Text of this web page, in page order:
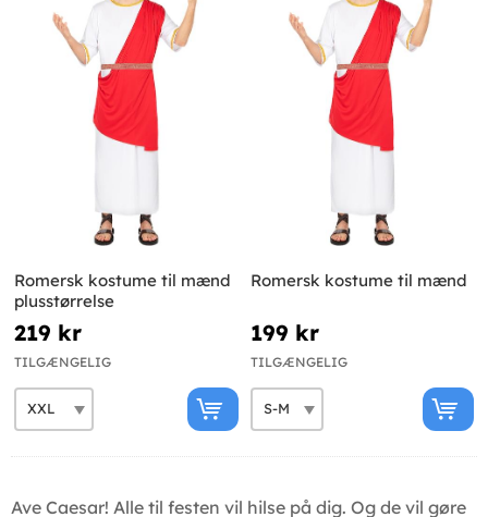
Romersk kostume til mænd
plusstørrelse
219 kr
TILGÆNGELIG
Romersk kostume til mænd
199 kr
TILGÆNGELIG
Ave Caesar! Alle til festen vil hilse på dig. Og de vil gøre